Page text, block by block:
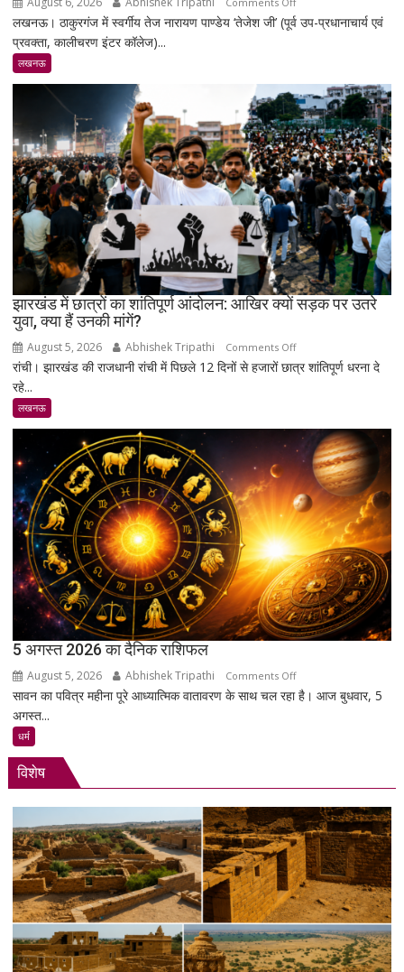
पुण्यतिथि
नारायण
पाण्डेय
‘तेजेश
जी’
को
भावभीनी
श्रद्धांजलि,
बड़ी
संख्या
में
जुटे
प्रबुद्धजन
लखनऊ। ठाकुरगंज में स्वर्गीय तेज नारायण पाण्डेय ‘तेजेश जी’ (पूर्व उप-प्रधानाचार्य एवं
प्रवक्ता, कालीचरण इंटर कॉलेज)...
लखनऊ
झारखंड में छात्रों का शांतिपूर्ण आंदोलन: आखिर क्यों सड़क पर उतरे
युवा, क्या हैं उनकी मांगें?
August 5, 2026 Abhishek Tripathi Comments Offon
झारखंड
का
शांतिपूर्ण
आंदोलन:
आखिर
क्यों
सड़क
पर
उतरे
युवा,
क्या
हैं
उनकी
रांची। झारखंड की राजधानी रांची में पिछले 12 दिनों से हजारों छात्र शांतिपूर्ण धरना दे
रहे...
लखनऊ
5 अगस्त 2026 का दैनिक राशिफल
August 5, 2026 Abhishek Tripathi Comments Offon
5
सावन का पवित्र महीना पूरे आध्यात्मिक वातावरण के साथ चल रहा है। आज बुधवार, 5
अगस्त...
धर्म
विशेष